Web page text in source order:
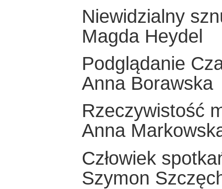
Niewidzialny
Magda Heydel
Podglądanie
Anna Borawska
Rzeczywistość
Anna
Człowiek
Szymon